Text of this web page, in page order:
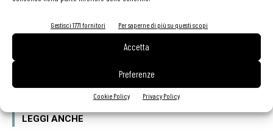
Gestisci 1771 fornitori Per saperne di più su questi scopi
Accetta
Preferenze
Cookie Policy Privacy Policy
LEGGI ANCHE